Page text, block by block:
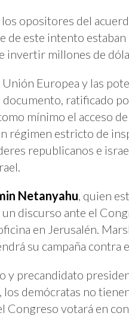
los opositores del
este intento
invertir millones de
Europea y las
ratificado
mínimo el acceso
régimen estricto de
republicanos e
Netanyahu, quien
discurso ante el
en Jerusalén.
su campaña contra
y precandidato
demócratas no
Congreso votará en